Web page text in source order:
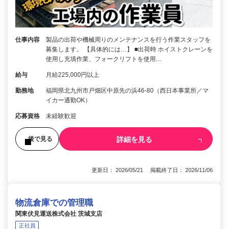
仕事内容
製品の出荷や機械周りのメンテナンスを行う作業スタッフを
募集します。 【具体的には…】 ■出荷時 ホイストクレーンを
使用し充填作業、フォークリフトを使用…
給与 月給225,000円以上
勤務地
福岡県北九州市戸畑区中原先の浜46-80（西日本事業所／マ
イカー通勤OK）
応募資格 未経験歓迎
後で見る 詳細を見る
更新日： 2026/05/21 掲載終了日： 2026/11/06
物流倉庫での管理職
関東伏見運送株式会社 茨城支店
正社員